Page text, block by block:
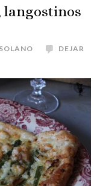
langostinos
DEJAR